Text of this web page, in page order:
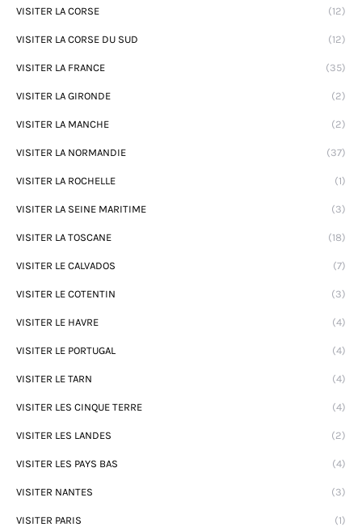
VISITER LA CORSE (12)
VISITER LA CORSE DU SUD (12)
VISITER LA FRANCE (35)
VISITER LA GIRONDE (2)
VISITER LA MANCHE (2)
VISITER LA NORMANDIE (37)
VISITER LA ROCHELLE (1)
VISITER LA SEINE MARITIME (3)
VISITER LA TOSCANE (18)
VISITER LE CALVADOS (7)
VISITER LE COTENTIN (3)
VISITER LE HAVRE (4)
VISITER LE PORTUGAL (4)
VISITER LE TARN (4)
VISITER LES CINQUE TERRE (4)
VISITER LES LANDES (2)
VISITER LES PAYS BAS (4)
VISITER NANTES (3)
VISITER PARIS (1)